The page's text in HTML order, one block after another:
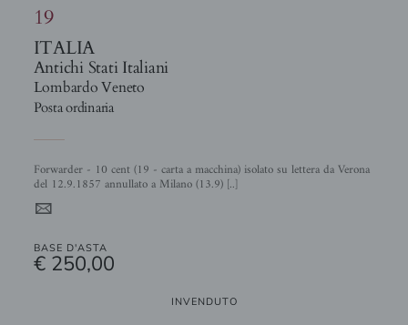
19
ITALIA
Antichi Stati Italiani
Lombardo Veneto
Posta ordinaria
Forwarder - 10 cent (19 - carta a macchina) isolato su lettera da Verona
del 12.9.1857 annullato a Milano (13.9) [..]
4
BASE D'ASTA
€ 250,00
INVENDUTO